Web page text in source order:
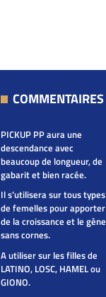
COMMENTAIRES
PICKUP PP aura une
descendance avec
beaucoup de longueur, de
gabarit et bien racée.
Il s’utilisera sur tous types
de femelles pour apporter
de la croissance et le gène
sans cornes.
A utiliser sur les filles de
LATINO, LOSC, HAMEL ou
GIONO.